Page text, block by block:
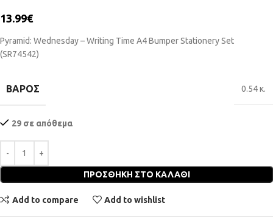
13.99€
Pyramid: Wednesday – Writing Time A4 Bumper Stationery Set
(SR74542)
ΒΆΡΟΣ 0.54 κ.
29 σε απόθεμα
ΠΡΟΣΘΉΚΗ ΣΤΟ ΚΑΛΆΘΙ
Add to compare Add to wishlist